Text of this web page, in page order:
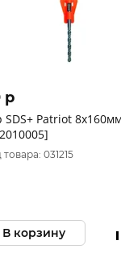
p
SDS+ Patriot
товара: 031215
В корзину